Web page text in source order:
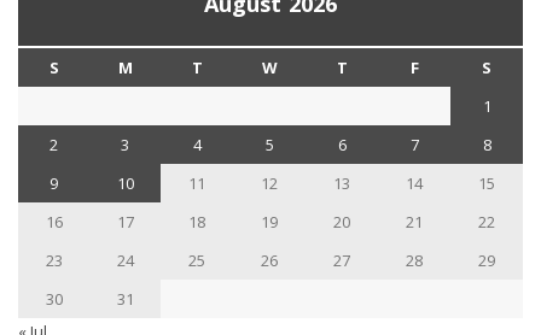
S M T W T F
S
1
2
3 4 5 6 7
8
9
10 11 12 13 14
15
16
17 18 19 20 21
22
23
24 25 26 27 28
29
30
31